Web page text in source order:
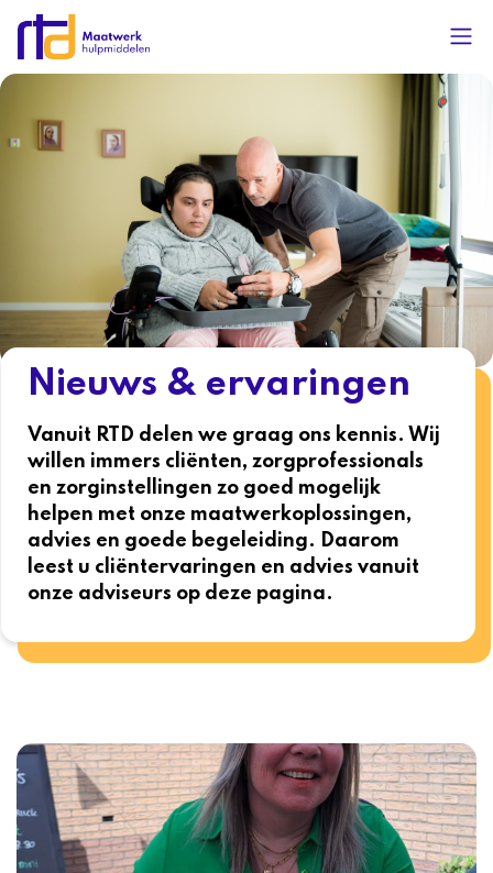
Nieuws & ervaringen
Vanuit RTD delen we graag ons kennis. Wij
willen immers cliënten, zorgprofessionals
en zorginstellingen zo goed mogelijk
helpen met onze maatwerkoplossingen,
advies en goede begeleiding. Daarom
leest u cliëntervaringen en advies vanuit
onze adviseurs op deze pagina.